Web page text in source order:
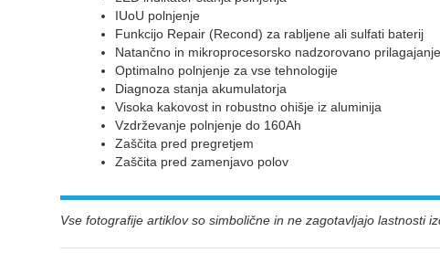
IUoU polnjenje
Funkcijo Repair (Recond) za rabljene ali sulfati baterij
Natančno in mikroprocesorsko nadzorovano prilagajanje
Optimalno polnjenje za vse tehnologije
Diagnoza stanja akumulatorja
Visoka kakovost in robustno ohišje iz aluminija
Vzdrževanje polnjenje do 160Ah
Zaščita pred pregretjem
Zaščita pred zamenjavo polov
Vse fotografije artiklov so simbolične in ne zagotavljajo lastnosti